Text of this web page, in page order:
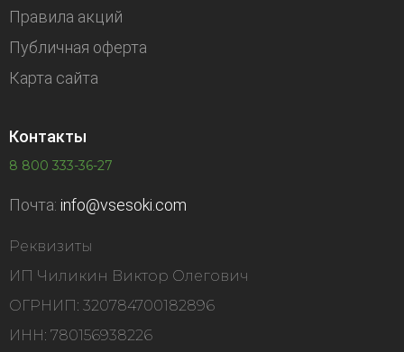
Правила акций
Публичная оферта
Карта сайта
Контакты
8 800 333-36-27
Почта: info@vsesoki.com
Реквизиты
ИП Чиликин Виктор Олегович
ОГРНИП: 320784700182896
ИНН: 780156938226